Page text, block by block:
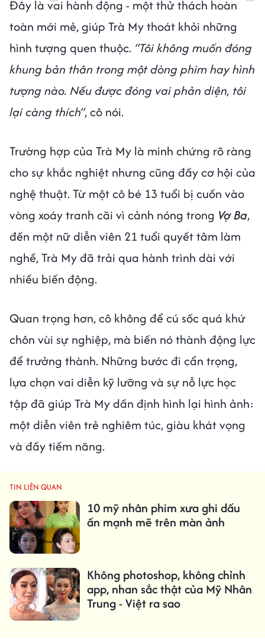
Đây là vai hành động - một thử thách hoàn
toàn mới mẻ, giúp Trà My thoát khỏi những
hình tượng quen thuộc. “Tôi không muốn đóng
khung bản thân trong một dòng phim hay hình
tượng nào. Nếu được đóng vai phản diện, tôi
lại càng thích”, cô nói.
Trường hợp của Trà My là minh chứng rõ ràng
cho sự khắc nghiệt nhưng cũng đầy cơ hội của
nghệ thuật. Từ một cô bé 13 tuổi bị cuốn vào
vòng xoáy tranh cãi vì cảnh nóng trong Vợ Ba,
đến một nữ diễn viên 21 tuổi quyết tâm làm
nghề, Trà My đã trải qua hành trình dài với
nhiều biến động.
Quan trọng hơn, cô không để cú sốc quá khứ
chôn vùi sự nghiệp, mà biến nó thành động lực
để trưởng thành. Những bước đi cẩn trọng,
lựa chọn vai diễn kỹ lưỡng và sự nỗ lực học
tập đã giúp Trà My dần định hình lại hình ảnh:
một diễn viên trẻ nghiêm túc, giàu khát vọng
và đầy tiềm năng.
TIN LIÊN QUAN
10 mỹ nhân phim xưa ghi dấu
ấn mạnh mẽ trên màn ảnh
Không photoshop, không chỉnh
app, nhan sắc thật của Mỹ Nhân
Trung - Việt ra sao